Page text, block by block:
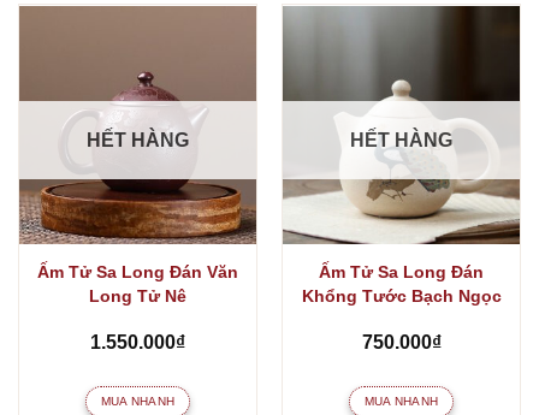
HẾT HÀNG
Ấm Tử Sa Long Đán Văn
Long Tử Nê
1.550.000₫
MUA NHANH
HẾT HÀNG
Ấm Tử Sa Long Đán
Khổng Tước Bạch Ngọc
750.000₫
MUA NHANH